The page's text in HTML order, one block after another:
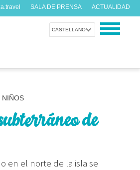
CASTELLANO
SALA DE PRENSA ACTUALIDAD
NIÑOS
de
en el norte de la isla se